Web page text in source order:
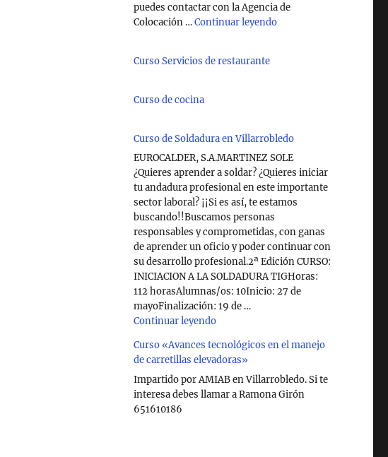
puedes contactar con la Agencia de
Colocación …Continuar leyendo"Técnico/a Atención
Curso Servicios de restaurante
Curso de cocina
Curso de Soldadura en Villarrobledo
EUROCALDER, S.A.MARTINEZ SOLE
¿Quieres aprender a soldar? ¿Quieres iniciar
tu andadura profesional en este importante
sector laboral? ¡¡Si es así, te estamos
buscando!!Buscamos personas
responsables y comprometidas, con ganas
de aprender un oficio y poder continuar con
su desarrollo profesional.2ª Edición CURSO:
INICIACION A LA SOLDADURA TIGHoras:
112 horasAlumnas/os: 10Inicio: 27 de
mayoFinalización: 19 de …
Continuar leyendo"Curso de Soldadura en Villarrobledo"
Curso «Avances tecnológicos en el manejo
de carretillas elevadoras»
Impartido por AMIAB en Villarrobledo. Si te
interesa debes llamar a Ramona Girón
651610186